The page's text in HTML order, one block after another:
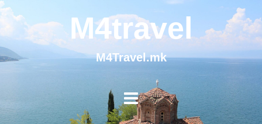
M4travel
M4Travel.mk